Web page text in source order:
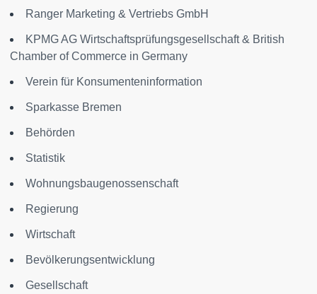
Ranger Marketing & Vertriebs GmbH
KPMG AG Wirtschaftsprüfungsgesellschaft & British
Chamber of Commerce in Germany
Verein für Konsumenteninformation
Sparkasse Bremen
Behörden
Statistik
Wohnungsbaugenossenschaft
Regierung
Wirtschaft
Bevölkerungsentwicklung
Gesellschaft